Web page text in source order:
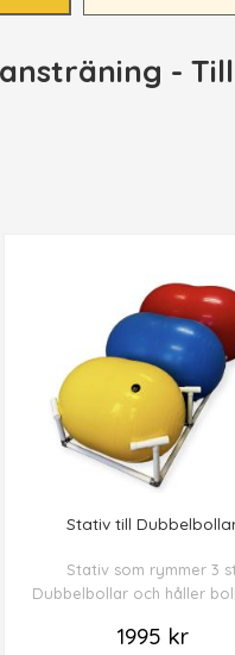
-
Stativ till
Stativ som rymmer 3 st
Dubbelbollar och håller
1995 kr